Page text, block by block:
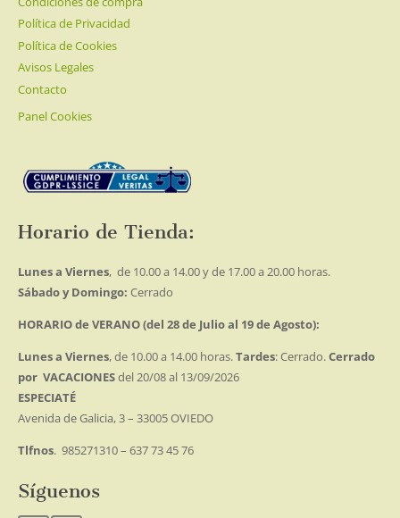
Política de Privacidad
Política de Cookies
Avisos Legales
Contacto
Panel Cookies
Horario de Tienda:
Lunes a Viernes, de 10.00 a 14.00 y de 17.00 a 20.00 horas.
Sábado y Domingo: Cerrado
HORARIO de VERANO (del 28 de Julio al 19 de Agosto):
Lunes a Viernes, de 10.00 a 14.00 horas.Tardes: Cerrado.Cerrado
por VACACIONESdel 20/08 al 13/09/2026
ESPECIATÉ
Avenida de Galicia, 3 – 33005 OVIEDO
Tlfnos. 985271310 – 637 73 45 76
Síguenos